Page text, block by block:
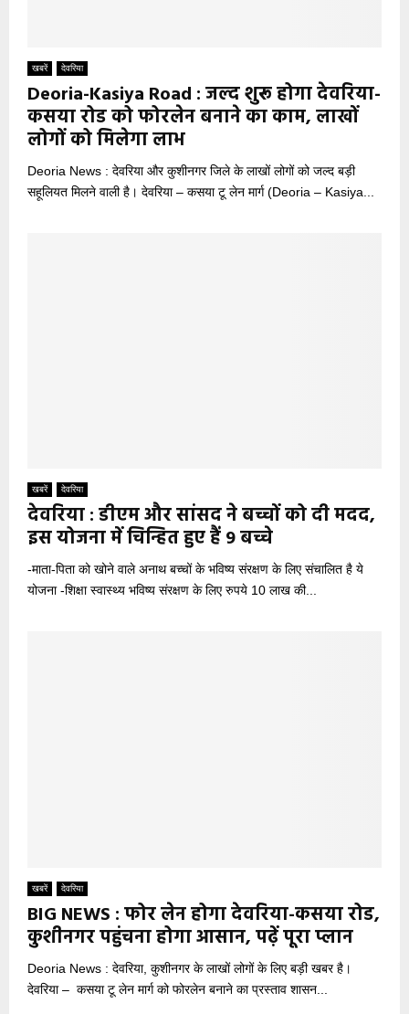
खबरें देवरिया
Deoria-Kasiya Road : जल्द शुरू होगा देवरिया-
कसया रोड को फोरलेन बनाने का काम, लाखों
लोगों को मिलेगा लाभ
Deoria News : देवरिया और कुशीनगर जिले के लाखों लोगों को जल्द बड़ी
सहूलियत मिलने वाली है। देवरिया – कसया टू लेन मार्ग (Deoria – Kasiya...
खबरें देवरिया
देवरिया : डीएम और सांसद ने बच्चों को दी मदद,
इस योजना में चिन्हित हुए हैं 9 बच्चे
-माता-पिता को खोने वाले अनाथ बच्चों के भविष्य संरक्षण के लिए संचालित है ये
योजना -शिक्षा स्वास्थ्य भविष्य संरक्षण के लिए रुपये 10 लाख की...
खबरें देवरिया
BIG NEWS : फोर लेन होगा देवरिया-कसया रोड,
कुशीनगर पहुंचना होगा आसान, पढ़ें पूरा प्लान
Deoria News : देवरिया, कुशीनगर के लाखों लोगों के लिए बड़ी खबर है।
देवरिया – कसया टू लेन मार्ग को फोरलेन बनाने का प्रस्ताव शासन...